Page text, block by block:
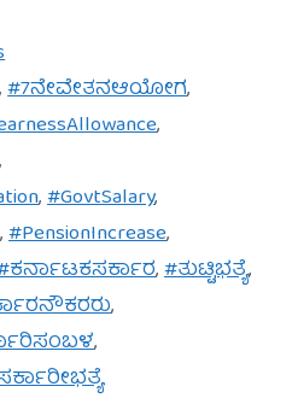
,#7ನೇವೇತನಆಯೋಗ,
,
,
,#GovtSalary,
,#PensionIncrease,
,#ತುಟ್ಟಿಭತ್ಯೆ,
,
,